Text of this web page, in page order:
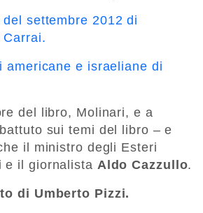
settembre 2012 di
Carrai.
americane e israeliane di
del libro, Molinari, e a
sui temi del libro – e
il ministro degli Esteri
e il giornalista Aldo Cazzullo.
di Umberto Pizzi.